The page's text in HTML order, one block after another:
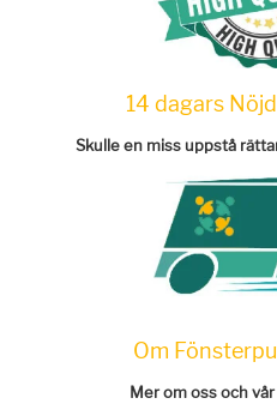
14 dagars
Skulle en miss uppstå
Om
Mer om oss och